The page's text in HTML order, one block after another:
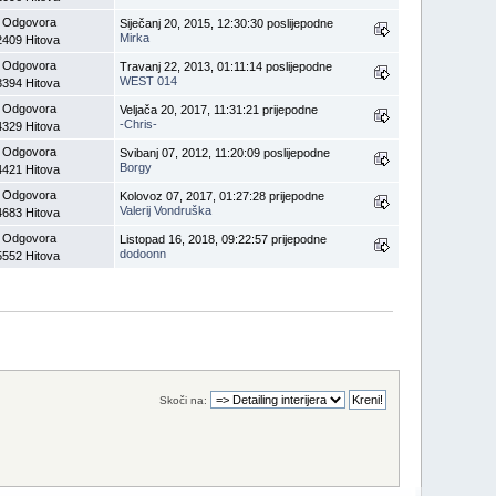
Odgovora
Hitova
Siječanj 20, 2015, 12:30:30 poslijepodne
Mirka
Odgovora
Hitova
Travanj 22, 2013, 01:11:14 poslijepodne
WEST 014
Odgovora
Hitova
Veljača 20, 2017, 11:31:21 prijepodne
-Chris-
Odgovora
Hitova
Svibanj 07, 2012, 11:20:09 poslijepodne
Borgy
Odgovora
Hitova
Kolovoz 07, 2017, 01:27:28 prijepodne
Valerij Vondruška
Odgovora
Hitova
Listopad 16, 2018, 09:22:57 prijepodne
dodoonn
Skoči na: